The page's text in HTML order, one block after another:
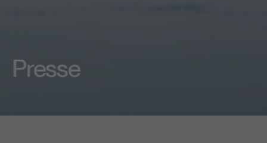
Presse